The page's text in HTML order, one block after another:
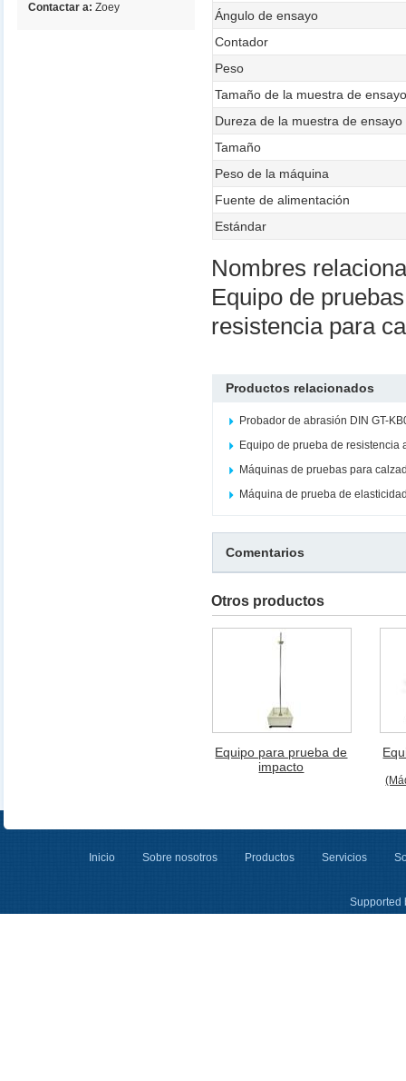
Contactar a:Zoey
Ángulo de ensayo
Contador
Peso
Tamaño de la muestra de
Dureza de la muestra de ensayo
Tamaño
Peso de la máquina
Fuente de alimentación
Estándar
Nombres
Equipo de
resistencia para
Productos relacionados
Probador de abrasión DIN GT-
Equipo de prueba de resistencia
Máquinas de pruebas para
Máquina de prueba de
Comentarios
Otros productos
Equipo para prueba de
impacto
Inicio Sobre nosotros Productos Servicios
Supported